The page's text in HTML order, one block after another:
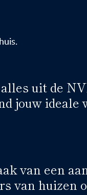
uit de
jouw ideale
van een
van huizen